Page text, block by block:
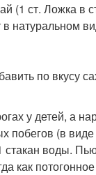
(1 ст. Ложка в
натуральном
по вкусу
у детей, а
побегов (в
стакан воды.
как